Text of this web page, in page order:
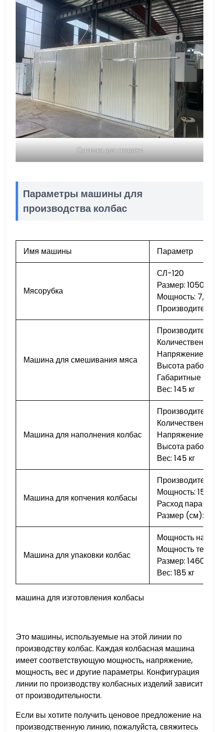
Сушилка для продажи
Параметры машины для
производства колбас
Имя машины Параметр
Мясорубка
СЛ-120
Размер:
Мощность: 7,5
Машина для смешивания мяса
Напряжение:
Высота
Габаритные
Вес: 145 кг
Машина для наполнения колбас
Напряжение:
Высота
Вес: 145 кг
Машина для копчения колбасы
Мощность: 15 кВт
Расход
Размер (см):
Машина для упаковки колбас
Мощность
Мощность
Размер:
Вес: 185 кг
машина для изготовления колбасы
Это машины, используемые на этой линии по
производству колбас. Каждая колбасная машина
имеет соответствующую мощность, напряжение,
мощность, вес и другие параметры. Конфигурация
линии по производству колбасных изделий зависит
от производительности.
Если вы хотите получить ценовое предложение на
производственную линию, пожалуйста, свяжитесь